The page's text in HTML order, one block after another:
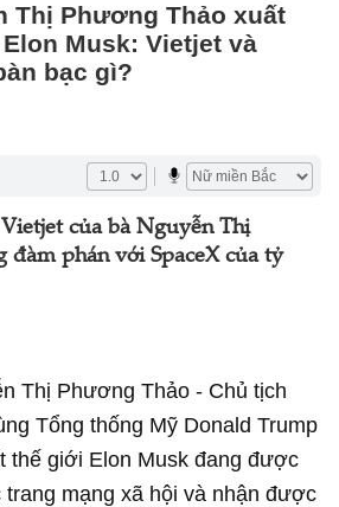
Thị Phương Thảo xuất
Musk: Vietjet và
bạc gì?
của bà Nguyễn Thị
đàm phán với SpaceX của tỷ
Thị Phương Thảo - Chủ tịch
Tổng thống Mỹ Donald Trump
thế giới Elon Musk đang được
trang mạng xã hội và nhận được